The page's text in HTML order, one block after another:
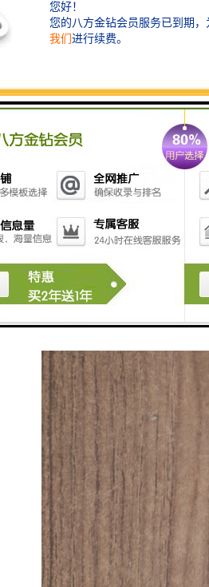
把铁（铝）水做到纯净是很难的
的使用是很有必要的，无论什么